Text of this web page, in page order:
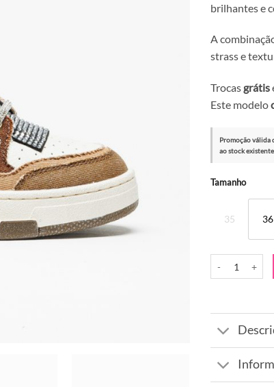
brilhantes e
A
strass e
Trocas grátis
Este modelo
Promoção válida
ao stock existente.
Tamanho
35 36
Alternative: